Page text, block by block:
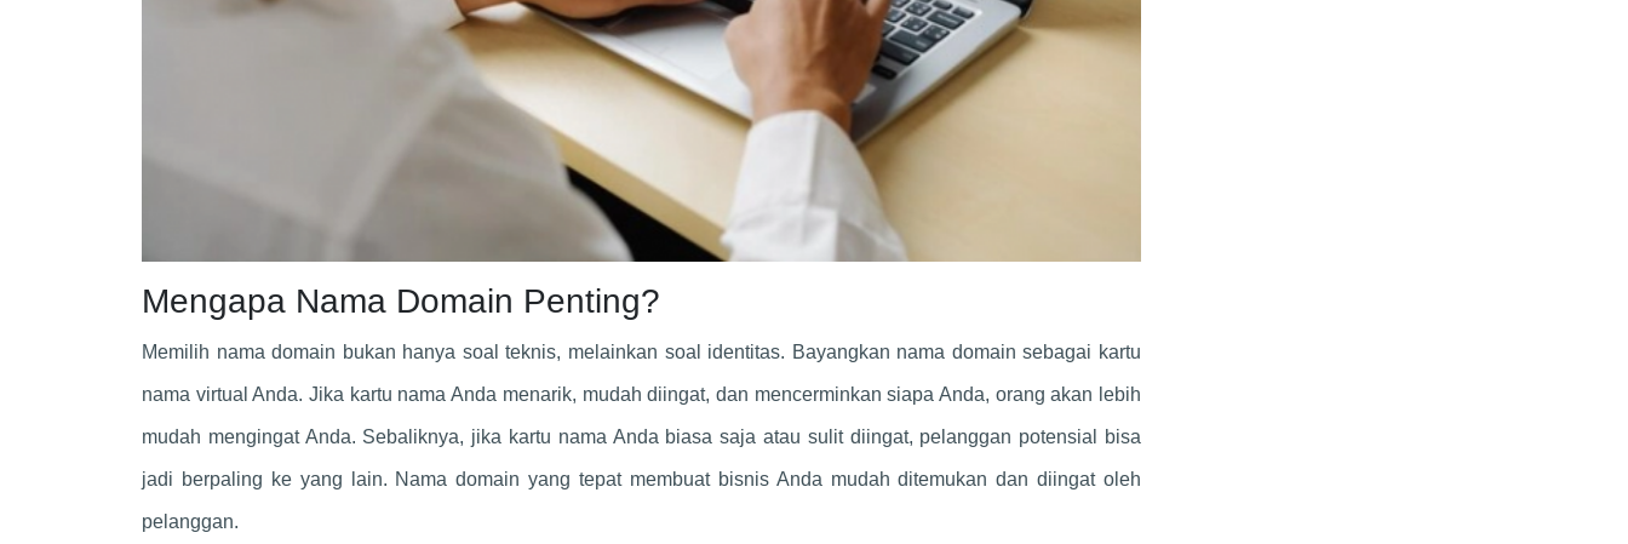
Mengapa Nama Domain Penting?
Memilih nama domain bukan hanya soal teknis, melainkan soal identitas. Bayangkan nama domain sebagai kartu
nama virtual Anda. Jika kartu nama Anda menarik, mudah diingat, dan mencerminkan siapa Anda, orang akan lebih
mudah mengingat Anda. Sebaliknya, jika kartu nama Anda biasa saja atau sulit diingat, pelanggan potensial bisa
jadi berpaling ke yang lain. Nama domain yang tepat membuat bisnis Anda mudah ditemukan dan diingat oleh
pelanggan.